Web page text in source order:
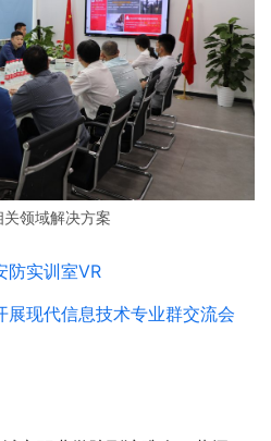
领域解决方案
防实训室VR
展现代信息技术专业群交流会